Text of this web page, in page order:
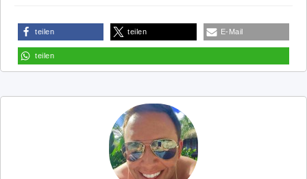
teilen teilen E-Mail
teilen